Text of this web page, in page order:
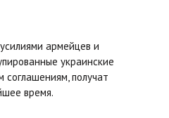
армейцев и
украинские
соглашениям, получат
время.